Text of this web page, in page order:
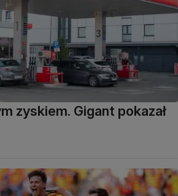
zyskiem. Gigant pokazał